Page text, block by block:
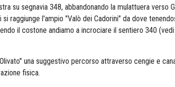
su segnavia 348, abbandonando la mulattuera verso
raggiunge l'ampio "Valò dei Cadorini" da dove
il costone andiamo a incrociare il sentiero 340
una suggestivo percorso attraverso cengie e
fisica.